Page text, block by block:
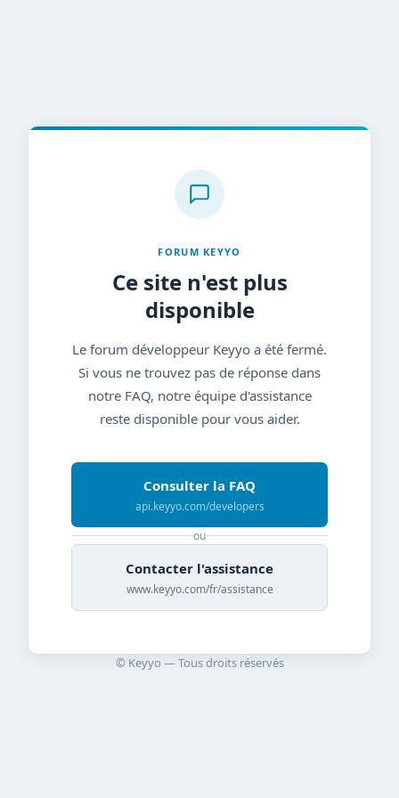
FORUM KEYYO
Ce site n'est plus
disponible
Le forum développeur Keyyo a été fermé.
Si vous ne trouvez pas de réponse dans
notre FAQ, notre équipe d'assistance
reste disponible pour vous aider.
Consulter la FAQ
api.keyyo.com/developers
ou
Contacter l'assistance
www.keyyo.com/fr/assistance
© Keyyo — Tous droits réservés